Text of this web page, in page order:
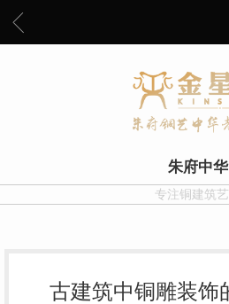
朱府中华
专注铜建筑
古建筑中铜雕装饰